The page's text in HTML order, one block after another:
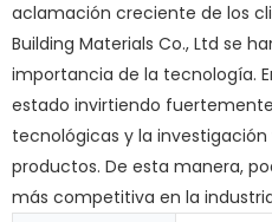
aclamación creciente de los
Building Materials Co., Ltd se
importancia de la tecnología.
estado invirtiendo
tecnológicas y la
productos. De esta manera,
más competitiva en la